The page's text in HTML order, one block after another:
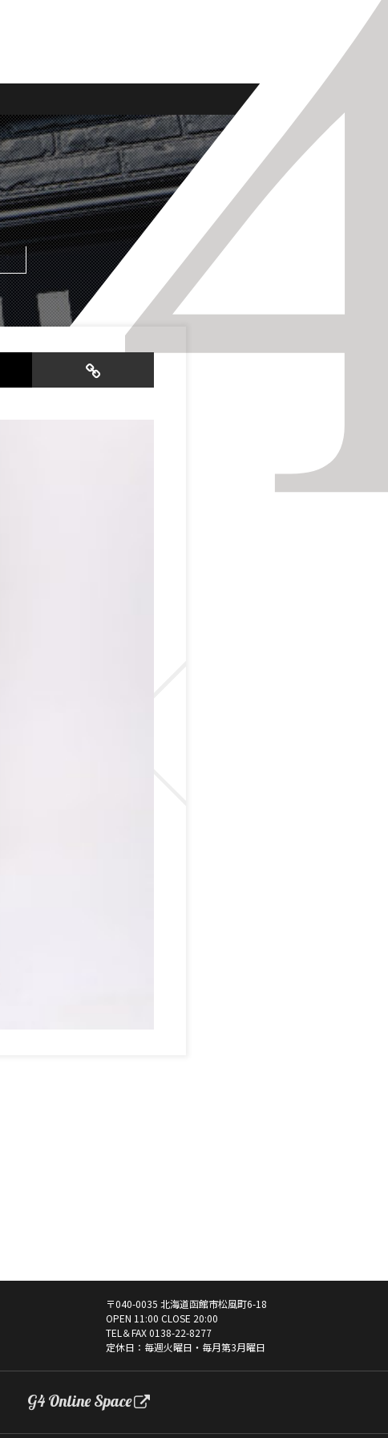
〒040-0035 北海道函館市松風町6-18
OPEN 11:00 CLOSE 20:00
TEL＆FAX0138-22-8277
定休日：毎週火曜日・毎月第3月曜日
G4 Online Space